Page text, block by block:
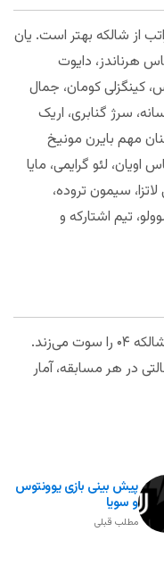
از شالکه بهتر است. یان
هرناندز، دایوت
کینگزلی کومان، جمال
سرژ گنابری، اریک
مهم بایرن مونیخ
توماس اویان، لئو گرایمی، مایا
سیمون تروده،
تیم اشتارکه و
روبرت شرودر بازی جذاب بایرن مونیخ و شالکه ۰۴ را سوت می‌زند.
درصد اعلام پنالتی در هر مسابقه، آمار
پیش بینی بازی یوونتوس
و سویا
مطلب قبلی